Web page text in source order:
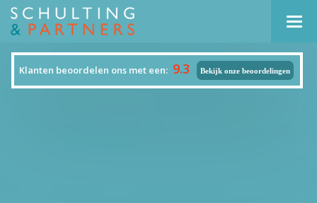
Klanten beoordelen ons met een: 9.3 Bekijk onze beoordelingen